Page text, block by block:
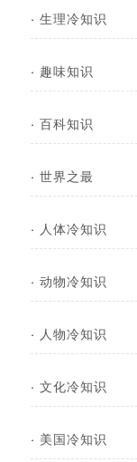
· 生理冷知识
· 趣味知识
· 百科知识
· 世界之最
· 人体冷知识
· 动物冷知识
· 人物冷知识
· 文化冷知识
· 美国冷知识